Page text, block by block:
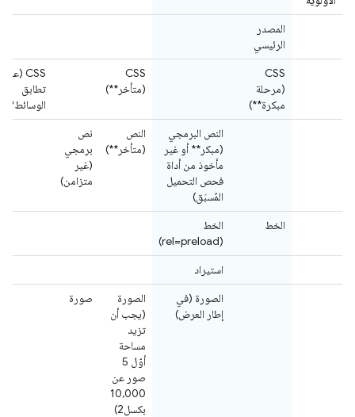
المصدر
الرئيسي
CSS
(مرحلة
مبكرة**)
CSS
(متأخر**)
CSS (عدم
تطابق
النص البرمجي
(مبكر** أو غير
مأخوذ من أداة
فحص التحميل
المُسبَق)
النص
(متأخر**)
نص
برمجي
(غير
متزامن)
الخط
الخط
(rel=preload)
استيراد
الصورة (في
إطار العرض)
الصورة
(يجب أن
تزيد
مساحة
أوّل 5
صور عن
10,000
بكسل2)
صورة